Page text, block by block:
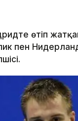
өтіп
пен